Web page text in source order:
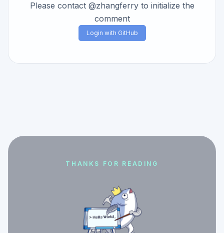
Please contact @zhangferry to initialize the
comment
Login with GitHub
THANKS FOR READING